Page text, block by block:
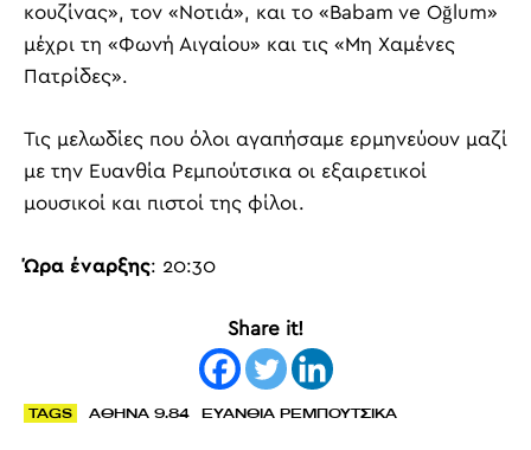
κουζίνας», τον «Νοτιά», και το «Babam ve Oğlum»
μέχρι τη «Φωνή Αιγαίου» και τις «Μη Χαμένες
Πατρίδες».
Τις μελωδίες που όλοι αγαπήσαμε ερμηνεύουν μαζί
με την Ευανθία Ρεμπούτσικα οι εξαιρετικοί
μουσικοί και πιστοί της φίλοι.
Ώρα έναρξης: 20:30
Share it!
TAGS ΑΘΗΝΑ 9.84 ΕΥΑΝΘΙΑ ΡΕΜΠΟΥΤΣΙΚΑ